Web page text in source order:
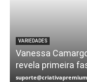
VARIEDADES
Vanessa
revela primeira